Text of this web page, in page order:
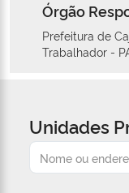
Órgão
Prefeitura de
Trabalhador -
Unidades